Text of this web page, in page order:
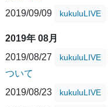
2019/09/09
kukuluLIVE
2019年 08月
2019/08/27
kukuluLIVE
ついて
2019/08/23
kukuluLIVE